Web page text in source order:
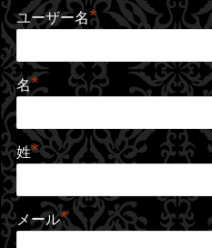
ユーザー名*
名*
姓*
メール*